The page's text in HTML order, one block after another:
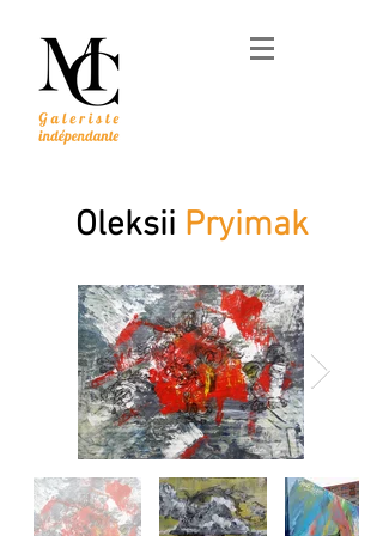
Oleksii Pryimak